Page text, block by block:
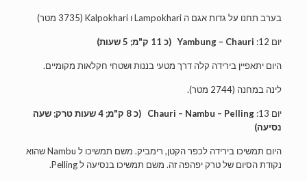
בערב תחנו על גדות אגם ה Lampokhari ו Kalpokhari (3735 מטר)
יום 12: Yambung – Chauri (כ 11 ק"מ; 5 שעות)
היום יתאפיין בירידה קלה דרך מטעי בננות ושטחי חקלאות מקומיים.
לינה במחנה (2744 מטר).
יום 13: Chauri – Nambu – Pelling
(כ 8 ק"מ; 4 שעות טרק; שעה
נסיעה)
היום תמשיכו בירידה לכפר הקטן, רימביק. משם תמשיכו ל Nambu שהוא
נקודת הסיום של טרק יפהפה זה. משם תמשיכו בנסיעה ל Pelling.